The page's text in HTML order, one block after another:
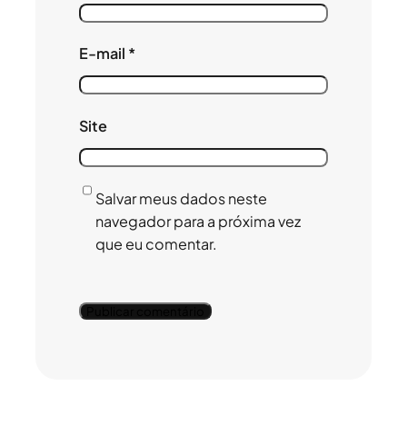
E-mail *
Site
Salvar meus dados neste
navegador para a próxima vez
que eu comentar.